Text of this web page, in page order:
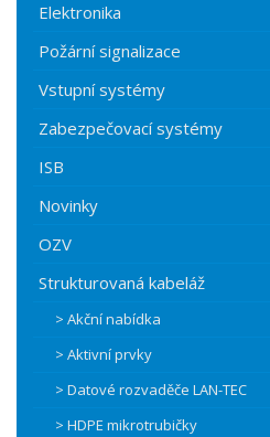
Elektronika
Požární signalizace
Vstupní systémy
Zabezpečovací systémy
ISB
Novinky
OZV
Strukturovaná kabeláž
> Akční nabídka
> Aktivní prvky
> Datové rozvaděče LAN-TEC
> HDPE mikrotrubičky